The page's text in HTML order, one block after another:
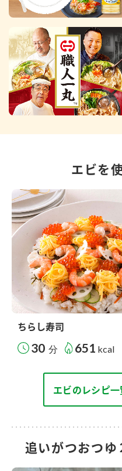
エビを
ちらし寿司
30 分 651 kcal
エビのレシピ一
追いがつおつゆ